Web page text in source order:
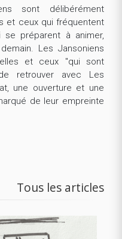
sont délibérément
et ceux qui fréquentent
se préparent à animer,
Les Jansoniens
et ceux "qui sont
retrouver avec Les
une ouverture et une
de leur empreinte
Tous les articles